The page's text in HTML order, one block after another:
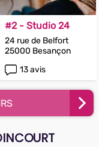
#2 - Studio 24
24 rue de Belfort
25000 Besançon
13 avis